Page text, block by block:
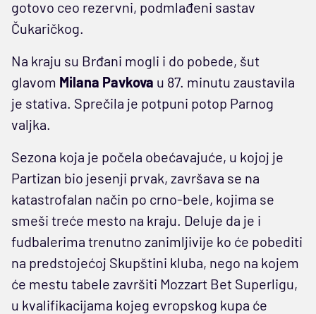
gotovo ceo rezervni, podmlađeni sastav
Čukaričkog.
Na kraju su Brđani mogli i do pobede, šut
glavom Milana Pavkova u 87. minutu zaustavila
je stativa. Sprečila je potpuni potop Parnog
valjka.
Sezona koja je počela obećavajuće, u kojoj je
Partizan bio jesenji prvak, završava se na
katastrofalan način po crno-bele, kojima se
smeši treće mesto na kraju. Deluje da je i
fudbalerima trenutno zanimljivije ko će pobediti
na predstojećoj Skupštini kluba, nego na kojem
će mestu tabele završiti Mozzart Bet Superligu,
u kvalifikacijama kojeg evropskog kupa će